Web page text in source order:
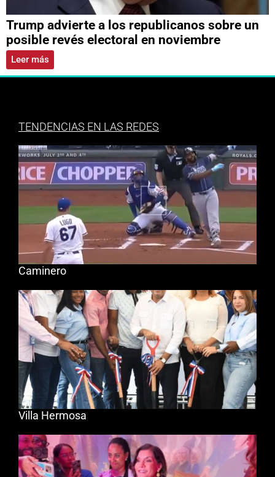
Trump advierte a los republicanos sobre un
posible revés electoral en noviembre
Leer más
TENDENCIAS EN LAS REDES
Caminero
Villa Hermosa